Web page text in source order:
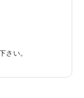
さい。